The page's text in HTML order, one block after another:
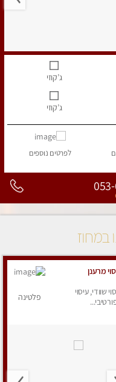
ג’קוזי
ג’קוזי
לפרטים נוספים
במחוז
מרענן
שוודי, עיסוי
פלטינה